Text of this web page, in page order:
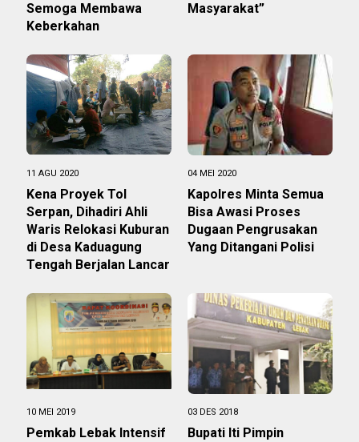
Semoga Membawa
Keberkahan
Masyarakat”
11 AGU 2020
Kena Proyek Tol
Serpan, Dihadiri Ahli
Waris Relokasi Kuburan
di Desa Kaduagung
Tengah Berjalan Lancar
04 MEI 2020
Kapolres Minta Semua
Bisa Awasi Proses
Dugaan Pengrusakan
Yang Ditangani Polisi
10 MEI 2019
Pemkab Lebak Intensif
03 DES 2018
Bupati Iti Pimpin